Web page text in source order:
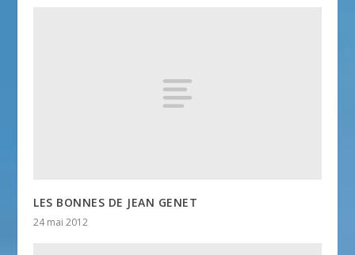
LES BONNES DE JEAN GENET
24 mai 2012